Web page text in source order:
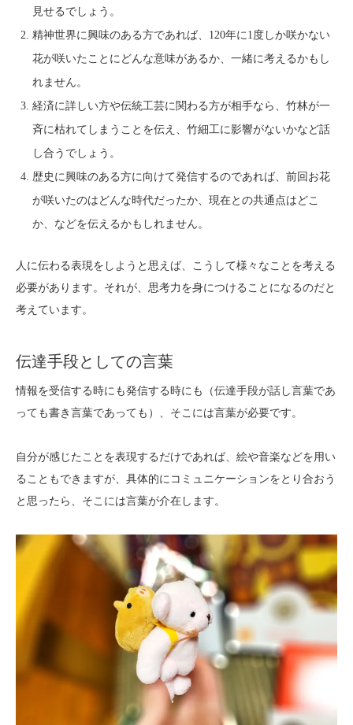
見せるでしょう。
精神世界に興味のある方であれば、120年に1度しか咲かない
花が咲いたことにどんな意味があるか、一緒に考えるかもし
れません。
経済に詳しい方や伝統工芸に関わる方が相手なら、竹林が一
斉に枯れてしまうことを伝え、竹細工に影響がないかなど話
し合うでしょう。
歴史に興味のある方に向けて発信するのであれば、前回お花
が咲いたのはどんな時代だったか、現在との共通点はどこ
か、などを伝えるかもしれません。
人に伝わる表現をしようと思えば、こうして様々なことを考える
必要があります。それが、思考力を身につけることになるのだと
考えています。
伝達手段としての言葉
情報を受信する時にも発信する時にも（伝達手段が話し言葉であ
っても書き言葉であっても）、そこには言葉が必要です。
自分が感じたことを表現するだけであれば、絵や音楽などを用い
ることもできますが、具体的にコミュニケーションをとり合おう
と思ったら、そこには言葉が介在します。